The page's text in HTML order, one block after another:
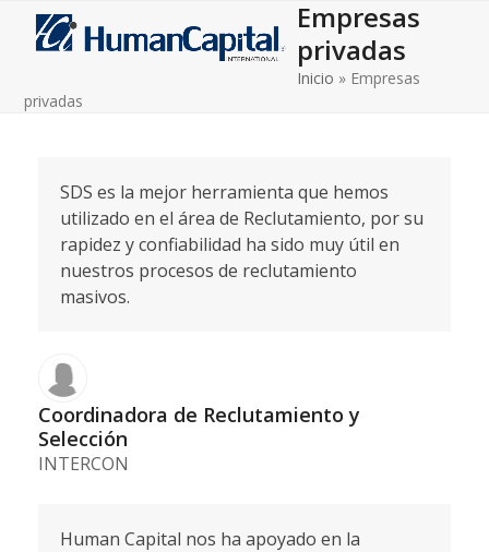
Open
mobile
menu
Close
mobile
menu
Empresas
privadas
Inicio » Empresas
privadas
SDS es la mejor herramienta que hemos
utilizado en el área de Reclutamiento, por su
rapidez y confiabilidad ha sido muy útil en
nuestros procesos de reclutamiento
masivos.
Coordinadora de Reclutamiento y
Selección
INTERCON
Human Capital nos ha apoyado en la